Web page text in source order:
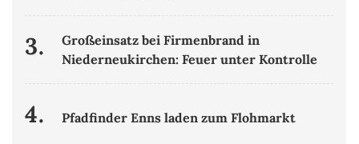
3.
Großeinsatz bei Firmenbrand in
Niederneukirchen: Feuer unter Kontrolle
4. Pfadfinder Enns laden zum Flohmarkt